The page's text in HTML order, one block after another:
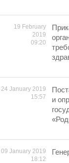
19 February
2019
09:20
24 January 2019
15:57
и
09 January 2019
18:12